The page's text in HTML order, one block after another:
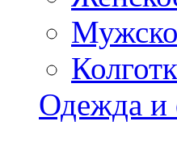
Одежда и